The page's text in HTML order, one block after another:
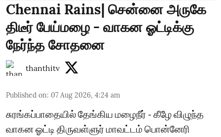
Chennai Rains| சென்னை அருகே
திடீர் பேய்மழை - வாகன ஓட்டிக்கு
நேர்ந்த சோதனை
thanthitv
Published on: 07 Aug 2026, 4:24 am
சுரங்கப்பாதையில் தேங்கிய மழைநீர் - கீழே விழுந்த
வாகன ஓட்டி திருவள்ளுர் மாவட்டம் பொன்னேரி